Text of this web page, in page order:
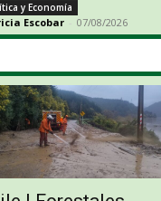
y Economía
Escobar - 07/08/2026